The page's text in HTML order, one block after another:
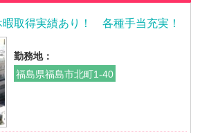
取得実績あり！ 各種手当充実！
勤務地：
福島県福島市北町1-40